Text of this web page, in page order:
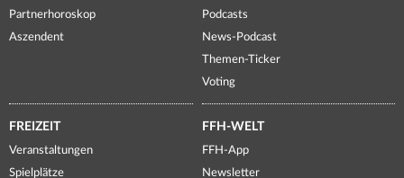
Partnerhoroskop
Aszendent
Podcasts
News-Podcast
Themen-Ticker
Voting
FREIZEIT
Veranstaltungen
Spielplätze
FFH-WELT
FFH-App
Newsletter